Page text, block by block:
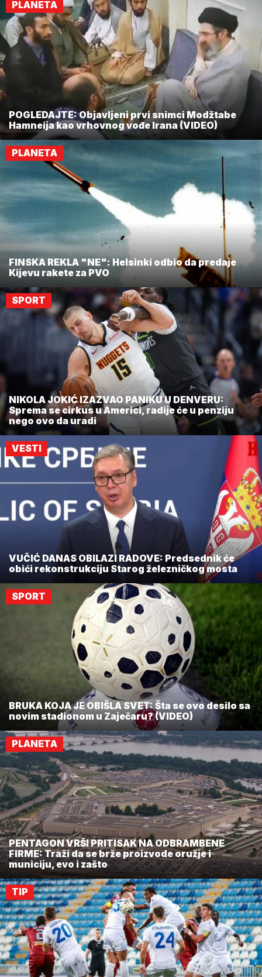
PLANETA
POGLEDAJTE: Objavljeni prvi snimci Modžtabe
Hamneija kao vrhovnog vođe Irana (VIDEO)
PLANETA
FINSKA REKLA "NE": Helsinki odbio da predaje
Kijevu rakete za PVO
SPORT
NIKOLA JOKIĆ IZAZVAO PANIKU U DENVERU:
Sprema se cirkus u Americi, radije će u penziju
nego ovo da uradi
VESTI
VUČIĆ DANAS OBILAZI RADOVE: Predsednik će
obići rekonstrukciju Starog železničkog mosta
SPORT
BRUKA KOJA JE OBIŠLA SVET: Šta se ovo desilo sa
novim stadionom u Zaječaru? (VIDEO)
PLANETA
PENTAGON VRŠI PRITISAK NA ODBRAMBENE
FIRME: Traži da se brže proizvode oružje i
municiju, evo i zašto
TIP